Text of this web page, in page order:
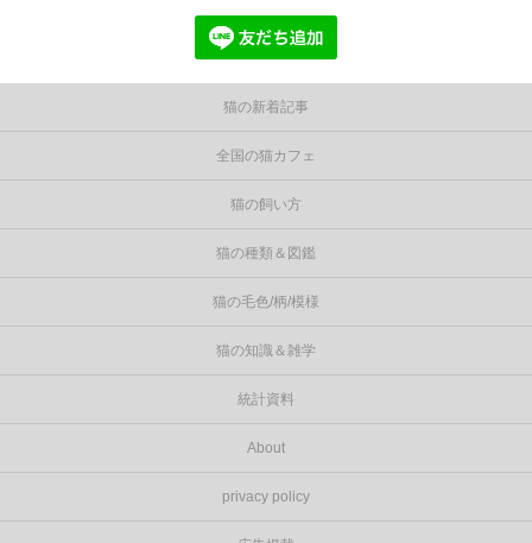
猫の新着記事
全国の猫カフェ
猫の飼い方
猫の種類＆図鑑
猫の毛色/柄/模様
猫の知識＆雑学
統計資料
About
privacy policy